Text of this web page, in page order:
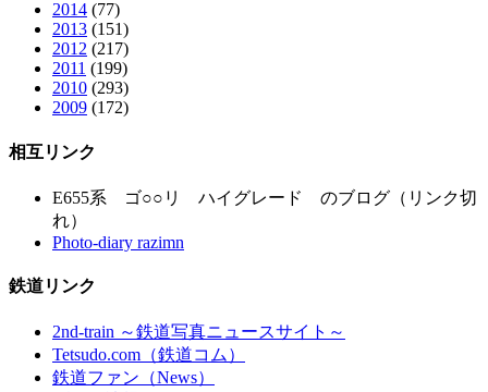
2014 (77)
2013 (151)
2012 (217)
2011 (199)
2010 (293)
2009 (172)
相互リンク
E655系 ゴ○○リ ハイグレード のブログ（リンク切
れ）
Photo-diary razimn
鉄道リンク
2nd-train ～鉄道写真ニュースサイト～
Tetsudo.com（鉄道コム）
鉄道ファン（News）